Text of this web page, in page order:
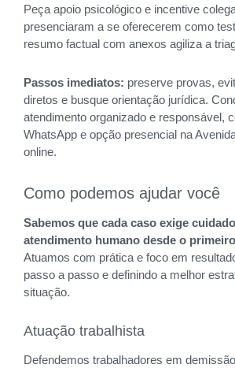
Peça apoio psicológico e incentive
presenciaram a se oferecerem como
resumo factual com anexos agiliza a
Passos imediatos: preserve provas,
diretos e busque orientação jurídica.
atendimento organizado e responsável,
WhatsApp e opção presencial na
online.
Como podemos ajudar você
Sabemos que cada caso exige
atendimento humano desde o
Atuamos com prática e foco em
passo a passo e definindo a melhor
situação.
Atuação trabalhista
Defendemos trabalhadores em